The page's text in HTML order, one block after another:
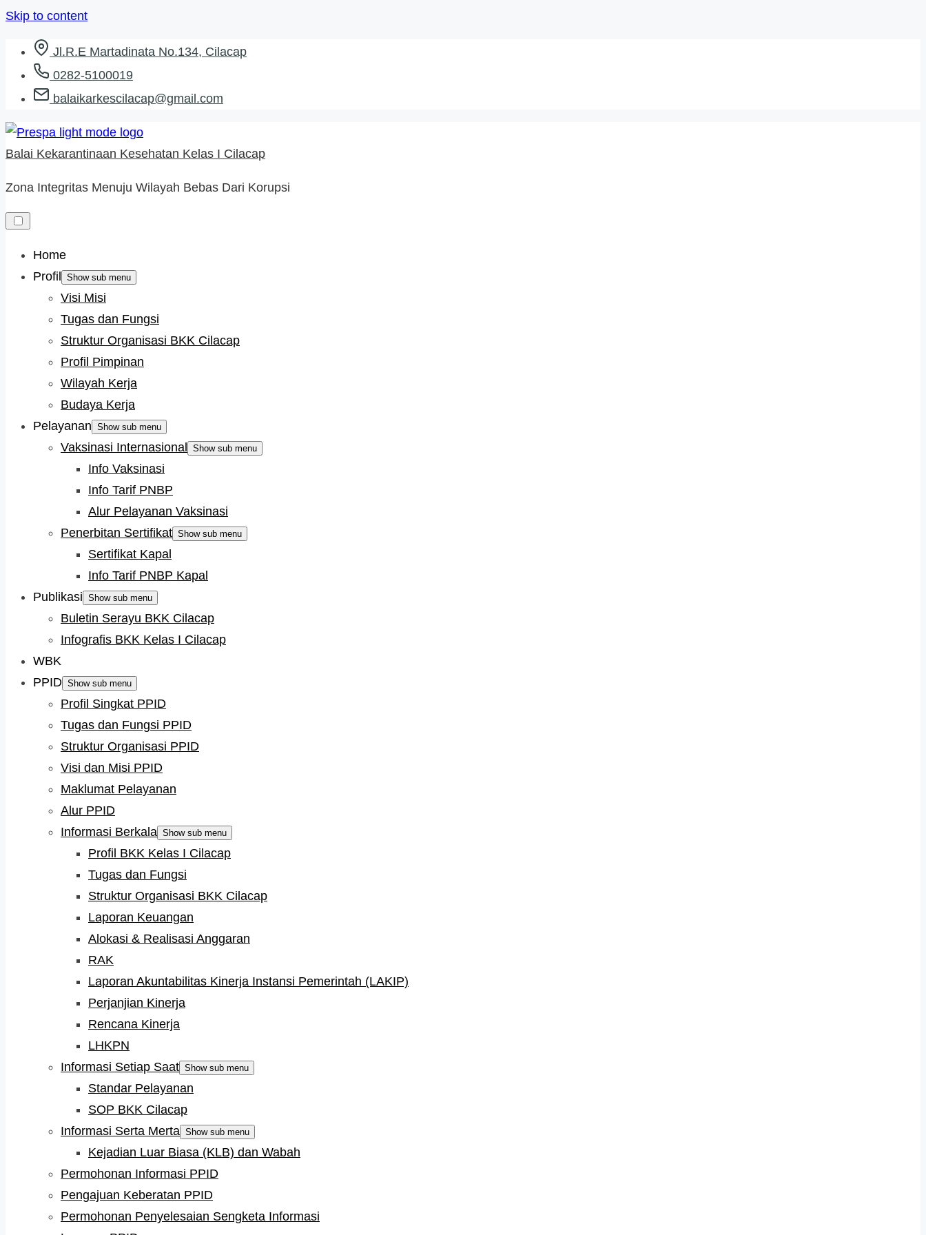
Skip to content
Jl.R.E Martadinata No.134, Cilacap
0282-5100019
balaikarkescilacap@gmail.com
Balai Kekarantinaan Kesehatan Kelas I Cilacap
Zona Integritas Menuju Wilayah Bebas Dari Korupsi
Home
Profil
Show sub menu
Visi Misi
Tugas dan Fungsi
Struktur Organisasi BKK Cilacap
Profil Pimpinan
Wilayah Kerja
Budaya Kerja
Pelayanan Show sub menu
Vaksinasi Internasional Show sub menu
Info Vaksinasi
Info Tarif PNBP
Alur Pelayanan Vaksinasi
Penerbitan Sertifikat Show sub menu
Sertifikat Kapal
Info Tarif PNBP Kapal
Publikasi Show sub menu
Buletin Serayu BKK Cilacap
Infografis BKK Kelas I Cilacap
WBK
PPID Show sub menu
Profil Singkat PPID
Tugas dan Fungsi PPID
Struktur Organisasi PPID
Visi dan Misi PPID
Maklumat Pelayanan
Alur PPID
Informasi Berkala Show sub menu
Profil BKK Kelas I Cilacap
Tugas dan Fungsi
Struktur Organisasi BKK Cilacap
Laporan Keuangan
Alokasi & Realisasi Anggaran
RAK
Laporan Akuntabilitas Kinerja Instansi Pemerintah (LAKIP)
Perjanjian Kinerja
Rencana Kinerja
LHKPN
Informasi Setiap Saat Show sub menu
Standar Pelayanan
SOP BKK Cilacap
Informasi Serta Merta Show sub menu
Kejadian Luar Biasa (KLB) dan Wabah
Permohonan Informasi PPID
Pengajuan Keberatan PPID
Permohonan Penyelesaian Sengketa Informasi